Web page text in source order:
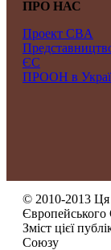
ПРО НАС
Проект CBA
ЄС
ПРООН в
© 2010-2013 Ця
Європейського
Зміст цієї
Союзу